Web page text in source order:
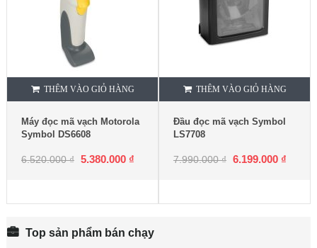
THÊM VÀO GIỎ HÀNG
Máy đọc mã vạch Motorola
Symbol DS6608
6.520.000₫ 5.380.000 ₫
THÊM VÀO GIỎ HÀNG
Đầu đọc mã vạch Symbol
LS7708
7.990.000₫ 6.199.000 ₫
Top sản phẩm bán chạy